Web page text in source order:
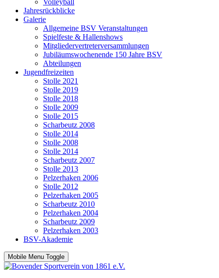
Volleyball
Jahresrückblicke
Galerie
Allgemeine BSV Veranstaltungen
Spielfeste & Hallenshows
Mitgliedervertreterversammlungen
Jubiläumswochenende 150 Jahre BSV
Abteilungen
Jugendfreizeiten
Stolle 2021
Stolle 2019
Stolle 2018
Stolle 2009
Stolle 2015
Scharbeutz 2008
Stolle 2014
Stolle 2008
Stolle 2014
Scharbeutz 2007
Stolle 2013
Pelzerhaken 2006
Stolle 2012
Pelzerhaken 2005
Scharbeutz 2010
Pelzerhaken 2004
Scharbeutz 2009
Pelzerhaken 2003
BSV-Akademie
Mobile Menu Toggle